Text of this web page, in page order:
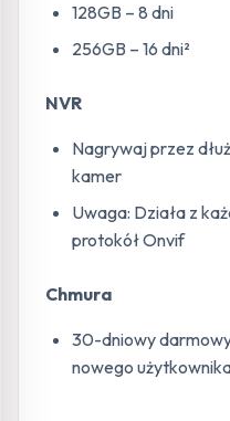
128GB – 8 dni
256GB – 16 dni²
NVR
Nagrywaj przez
kamer
Uwaga: Działa z
protokół Onvif
Chmura
30-dniowy
nowego